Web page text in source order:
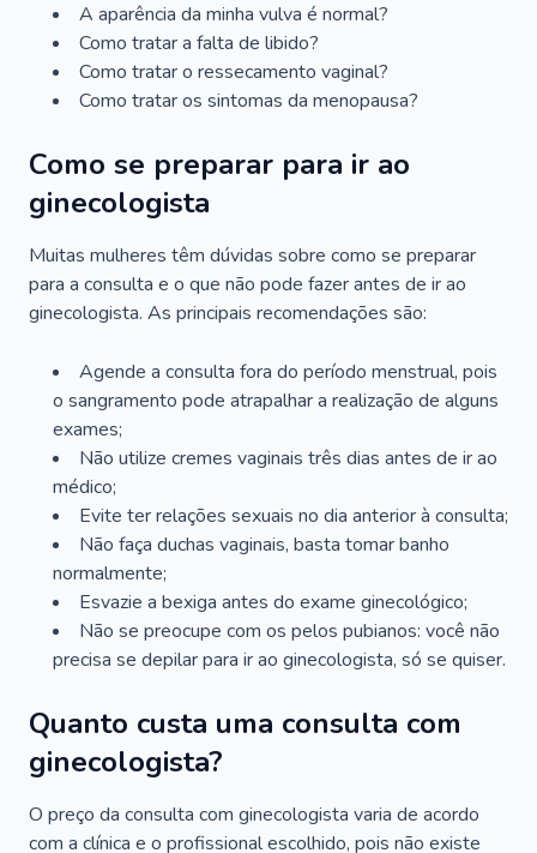
A aparência da minha vulva é normal?
Como tratar a falta de libido?
Como tratar o ressecamento vaginal?
Como tratar os sintomas da menopausa?
Como se preparar para ir ao
ginecologista
Muitas mulheres têm dúvidas sobre como se preparar
para a consulta e o que não pode fazer antes de ir ao
ginecologista. As principais recomendações são:
Agende a consulta fora do período menstrual, pois
o sangramento pode atrapalhar a realização de alguns
exames;
Não utilize cremes vaginais três dias antes de ir ao
médico;
Evite ter relações sexuais no dia anterior à consulta;
Não faça duchas vaginais, basta tomar banho
normalmente;
Esvazie a bexiga antes do exame ginecológico;
Não se preocupe com os pelos pubianos: você não
precisa se depilar para ir ao ginecologista, só se quiser.
Quanto custa uma consulta com
ginecologista?
O preço da consulta com ginecologista varia de acordo
com a clínica e o profissional escolhido, pois não existe